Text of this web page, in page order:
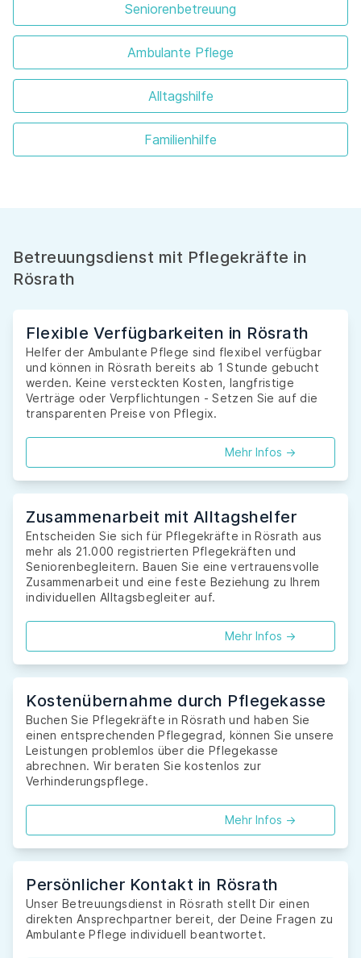
Seniorenbetreuung
Ambulante Pflege
Alltagshilfe
Familienhilfe
Betreuungsdienst mit Pflegekräfte in
Rösrath
Flexible Verfügbarkeiten in Rösrath
Helfer der Ambulante Pflege sind flexibel verfügbar
und können in Rösrath bereits ab 1 Stunde gebucht
werden. Keine versteckten Kosten, langfristige
Verträge oder Verpflichtungen - Setzen Sie auf die
transparenten Preise von Pflegix.
Mehr Infos ->
Zusammenarbeit mit Alltagshelfer
Entscheiden Sie sich für Pflegekräfte in Rösrath aus
mehr als 21.000 registrierten Pflegekräften und
Seniorenbegleitern. Bauen Sie eine vertrauensvolle
Zusammenarbeit und eine feste Beziehung zu Ihrem
individuellen Alltagsbegleiter auf.
Mehr Infos ->
Kostenübernahme durch Pflegekasse
Buchen Sie Pflegekräfte in Rösrath und haben Sie
einen entsprechenden Pflegegrad, können Sie unsere
Leistungen problemlos über die Pflegekasse
abrechnen. Wir beraten Sie kostenlos zur
Verhinderungspflege.
Mehr Infos ->
Persönlicher Kontakt in Rösrath
Unser Betreuungsdienst in Rösrath stellt Dir einen
direkten Ansprechpartner bereit, der Deine Fragen zu
Ambulante Pflege individuell beantwortet.